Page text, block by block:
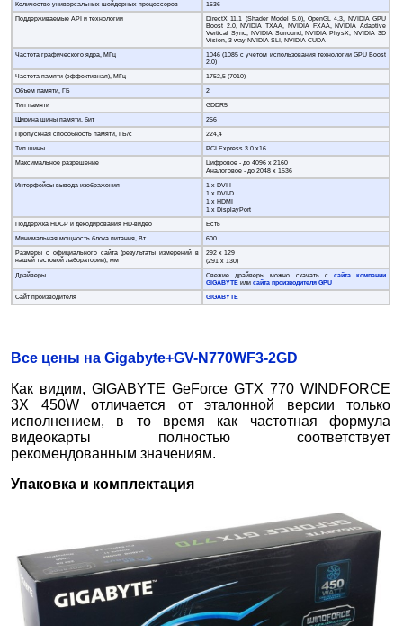
Количество универсальных шейдерных процессоров
1536
Поддерживаемые API и технологии
DirectX 11.1 (Shader Model 5.0), OpenGL 4.3, NVIDIA GPU
Boost 2.0, NVIDIA TXAA, NVIDIA FXAA, NVIDIA Adaptive
Vertical Sync, NVIDIA Surround, NVIDIA PhysX, NVIDIA 3D
Vision, 3-way NVIDIA SLI, NVIDIA CUDA
Частота графического ядра, МГц
1046 (1085 с учетом использования технологии GPU Boost
2.0)
Частота памяти (эффективная), МГц
1752,5 (7010)
Объем памяти, ГБ
2
Тип памяти
GDDR5
Ширина шины памяти, бит
256
Пропускная способность памяти, ГБ/с
224,4
Тип шины
PCI Express 3.0 x16
Максимальное разрешение
Цифровое - до 4096 x 2160
Аналоговое - до 2048 x 1536
Интерфейсы вывода изображения
1 х DVI-I
1 х DVI-D
1 х HDMI
1 х DisplayPort
Поддержка HDCP и декодирования HD-видео
Есть
Минимальная мощность блока питания, Вт
600
Размеры с официального сайта (результаты измерений в
нашей тестовой лаборатории), мм
292 х 129
(291 х 130)
Драйверы
Свежие драйверы можно скачать с сайта компании
GIGABYTE илисайта производителя GPU
Сайт производителя
GIGABYTE
Все цены на Gigabyte+GV-N770WF3-2GD
Как видим, GIGABYTE GeForce GTX 770 WINDFORCE
3X 450W отличается от эталонной версии только
исполнением, в то время как частотная формула
видеокарты полностью соответствует
рекомендованным значениям.
Упаковка и комплектация